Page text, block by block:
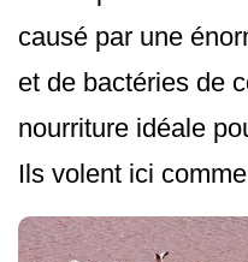
causé par une
et de bactéries de
nourriture idéale
Ils volent ici